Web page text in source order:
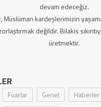
devam edeceğiz.
Müslüman kardeşlerimizin
değildir. Bilakis
üretmektir.
Fuarlar Genel Haberler